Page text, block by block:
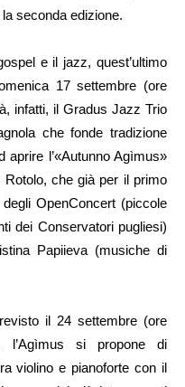
seconda edizione.
e il jazz, quest’ultimo
17 settembre (ore
infatti, il Gradus Jazz Trio
che fonde tradizione
aprire l’«Autunno Agìmus»
che già per il primo
OpenConcert (piccole
dei Conservatori pugliesi)
Papiieva (musiche di
il 24 settembre (ore
l’Agìmus si propone di
violino e pianoforte con il